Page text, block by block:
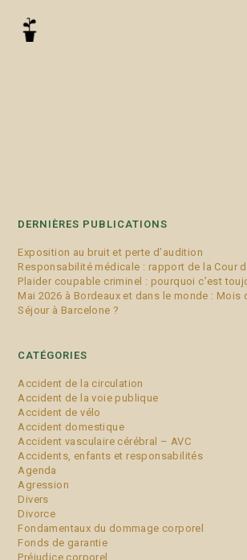
DERNIÈRES PUBLICATIONS
Exposition au bruit et perte d’audition
Responsabilité médicale : rapport de la Cour
Plaider coupable criminel : pourquoi c’est
Mai 2026 à Bordeaux et dans le monde : Mois
Séjour à Barcelone ?
CATÉGORIES
Accident de la circulation
Accident de la voie publique
Accident de vélo
Accident domestique
Accident vasculaire cérébral – AVC
Accidents, enfants et responsabilités
Agenda
Agression
Divers
Divorce
Fondamentaux du dommage corporel
Fonds de garantie
Préjudice corporel